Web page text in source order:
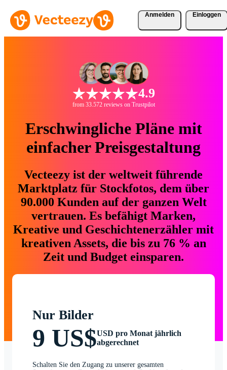
Anmelden Einloggen
4.9
from 33.572 reviews on Trustpilot
Erschwingliche Pläne mit
einfacher Preisgestaltung
Vecteezy ist der weltweit führende
Marktplatz für Stockfotos, dem über
90.000 Kunden auf der ganzen Welt
vertrauen. Es befähigt Marken,
Kreative und Geschichtenerzähler mit
kreativen Assets, die bis zu 76 % an
Zeit und Budget einsparen.
Nur Bilder
9 US$USD pro Monat jährlich
abgerechnet
Schalten Sie den Zugang zu unserer gesamten